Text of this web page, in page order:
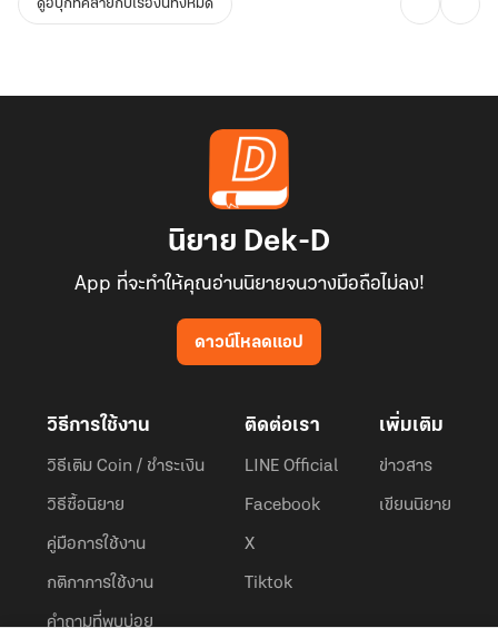
ดูอีบุ๊กที่คล้ายกับเรื่องนี้ทั้งหมด
นิยาย Dek-D
App ที่จะทำให้คุณอ่านนิยายจนวางมือถือไม่ลง!
ดาวน์โหลดแอป
วิธีการใช้งาน
วิธีเติม Coin / ชำระเงิน
วิธีซื้อนิยาย
คู่มือการใช้งาน
กติกาการใช้งาน
คำถามที่พบบ่อย
ติดต่อเรา
LINE Official
Facebook
X
Tiktok
เพิ่มเติม
ข่าวสาร
เขียนนิยาย